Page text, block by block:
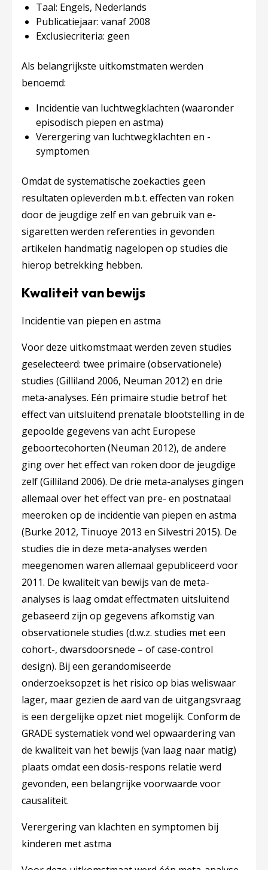
Taal: Engels, Nederlands
Publicatiejaar: vanaf 2008
Exclusiecriteria: geen
Als belangrijkste uitkomstmaten werden
benoemd:
Incidentie van luchtwegklachten (waaronder
episodisch piepen en astma)
Verergering van luchtwegklachten en -
symptomen
Omdat de systematische zoekacties geen
resultaten opleverden m.b.t. effecten van roken
door de jeugdige zelf en van gebruik van e-
sigaretten werden referenties in gevonden
artikelen handmatig nagelopen op studies die
hierop betrekking hebben.
Kwaliteit van bewijs
Incidentie van piepen en astma
Voor deze uitkomstmaat werden zeven studies
geselecteerd: twee primaire (observationele)
studies (Gilliland 2006, Neuman 2012) en drie
meta-analyses. Eén primaire studie betrof het
effect van uitsluitend prenatale blootstelling in de
gepoolde gegevens van acht Europese
geboortecohorten (Neuman 2012), de andere
ging over het effect van roken door de jeugdige
zelf (Gilliland 2006). De drie meta-analyses gingen
allemaal over het effect van pre- en postnataal
meeroken op de incidentie van piepen en astma
(Burke 2012, Tinuoye 2013 en Silvestri 2015). De
studies die in deze meta-analyses werden
meegenomen waren allemaal gepubliceerd voor
2011. De kwaliteit van bewijs van de meta-
analyses is laag omdat effectmaten uitsluitend
gebaseerd zijn op gegevens afkomstig van
observationele studies (d.w.z. studies met een
cohort-, dwarsdoorsnede – of case-control
design). Bij een gerandomiseerde
onderzoeksopzet is het risico op bias weliswaar
lager, maar gezien de aard van de uitgangsvraag
is een dergelijke opzet niet mogelijk. Conform de
GRADE systematiek vond wel opwaardering van
de kwaliteit van het bewijs (van laag naar matig)
plaats omdat een dosis-respons relatie werd
gevonden, een belangrijke voorwaarde voor
causaliteit.
Verergering van klachten en symptomen bij
kinderen met astma